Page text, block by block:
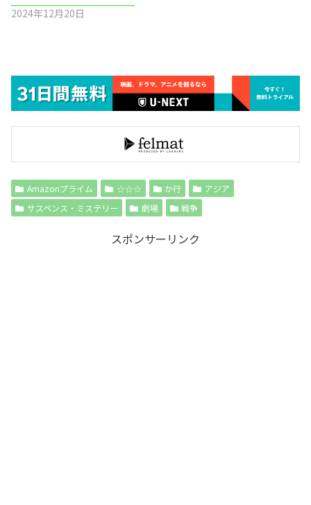
2024年12月20日
Amazonプライム ☆☆☆ か行
アジア
サスペンス・ミステリー
劇場 戦争
スポンサーリンク